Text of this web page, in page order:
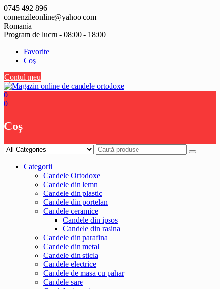
Skip
to
content
0745 492 896
comenzileonline@yahoo.com
Romania
Program de lucru - 08:00 - 18:00
Favorite
Coş
Contul meu
0
0
Coș
Categorii
Candele Ortodoxe
Candele din lemn
Candele din plastic
Candele din portelan
Candele ceramice
Candele din ipsos
Candele din rasina
Candele din parafina
Candele din metal
Candele din sticla
Candele electrice
Candele de masa cu pahar
Candele sare